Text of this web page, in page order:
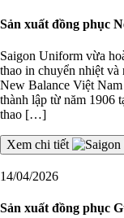
Sản xuất đồng phục
Saigon Uniform vừa
thao in chuyển nhiệt
New Balance Việt
thành lập từ năm 1906
thao […]
Xem chi tiết
14/04/2026
Sản xuất đồng phục